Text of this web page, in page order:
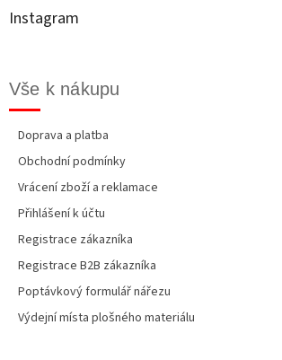
Instagram
Vše k nákupu
Doprava a platba
Obchodní podmínky
Vrácení zboží a reklamace
Přihlášení k účtu
Registrace zákazníka
Registrace B2B zákazníka
Poptávkový formulář nářezu
Výdejní místa plošného materiálu